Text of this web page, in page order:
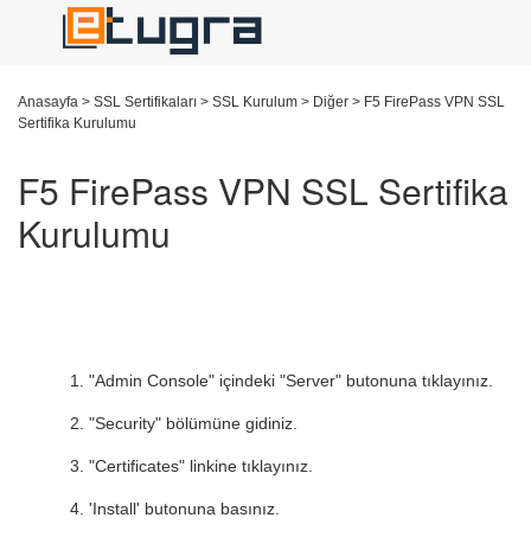
Anasayfa > SSL Sertifikaları > SSL Kurulum > Diğer > F5 FirePass VPN SSL
Sertifika Kurulumu
F5 FirePass VPN SSL Sertifika
Kurulumu
"Admin Console" içindeki "Server" butonuna tıklayınız.
"Security" bölümüne gidiniz.
"Certificates" linkine tıklayınız.
'Install' butonuna basınız.